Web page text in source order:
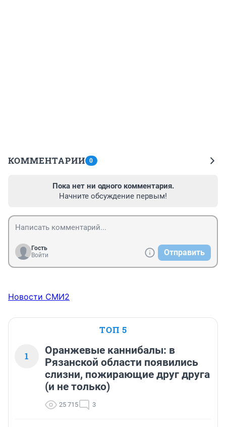
КОММЕНТАРИИ 0
Пока нет ни одного комментария.
Начните обсуждение первым!
Гость
Войти
Отправить
Новости СМИ2
ТОП 5
1
Оранжевые каннибалы: в
Рязанской области появились
слизни, пожирающие друг друга
(и не только)
25 715 3